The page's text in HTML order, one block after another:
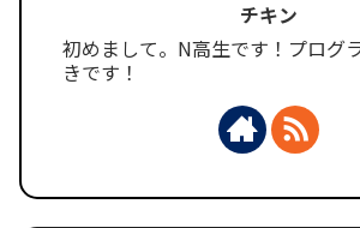
チキン
初めまして。N高生です！プログ
きです！